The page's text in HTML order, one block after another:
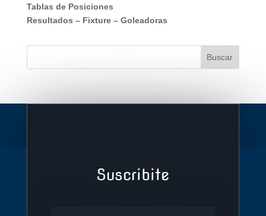
Tablas de Posiciones
Resultados – Fixture– Goleadoras
Suscribite